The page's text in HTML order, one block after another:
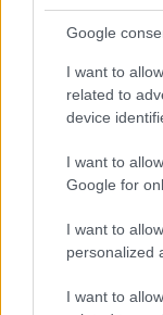
Google
I want to
related to
device
I want to
Google for
I want to
personalized
I want to
kültéri kiállítást
Viktor képei és a
sportfejlesztéseit
A magyar